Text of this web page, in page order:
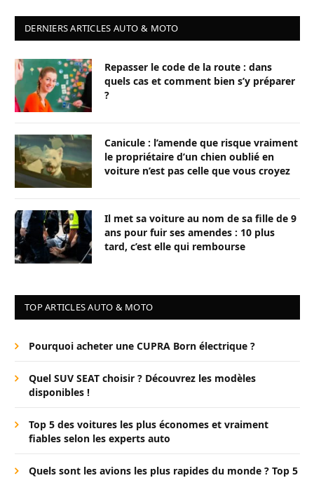
DERNIERS ARTICLES AUTO & MOTO
Repasser le code de la route : dans
quels cas et comment bien s’y préparer
?
Canicule : l’amende que risque vraiment
le propriétaire d’un chien oublié en
voiture n’est pas celle que vous croyez
Il met sa voiture au nom de sa fille de 9
ans pour fuir ses amendes : 10 plus
tard, c’est elle qui rembourse
TOP ARTICLES AUTO & MOTO
Pourquoi acheter une CUPRA Born électrique ?
Quel SUV SEAT choisir ? Découvrez les modèles
disponibles !
Top 5 des voitures les plus économes et vraiment
fiables selon les experts auto
Quels sont les avions les plus rapides du monde ? Top 5